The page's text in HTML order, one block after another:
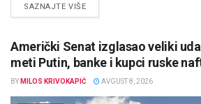
SAZNAJTE VIŠEDETAILS
Američki Senat izglasao veliki
meti Putin, banke i kupci ruske
BY MILOS KRIVOKAPIĆ AVGUST 8, 2026